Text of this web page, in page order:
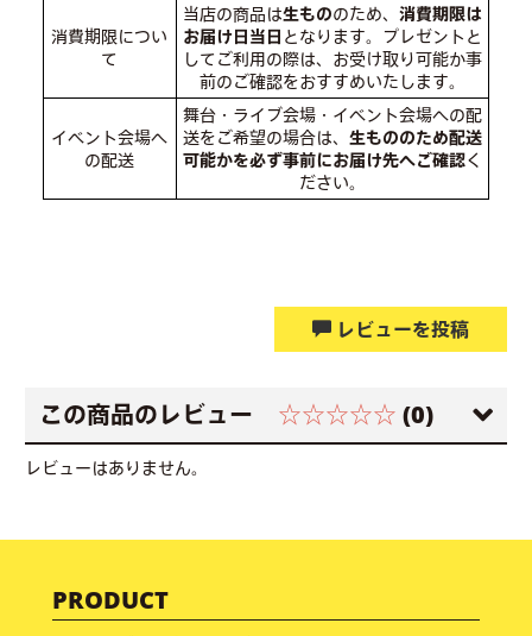
消費期限につい
て
当店の商品は生もののため、 消費期限は
お届け日当日 となります。プレゼントと
してご利用の際は、お受け取り可能か事
前のご確認をおすすめいたします。
イベント会場へ
の配送
舞台・ライブ会場・イベント会場への配
送をご希望の場合は、 生もののため配送
可能かを必ず事前にお届け先へご確認く
ださい。
レビューを投稿
この商品のレビュー ☆☆☆☆☆ (0)
レビューはありません。
PRODUCT